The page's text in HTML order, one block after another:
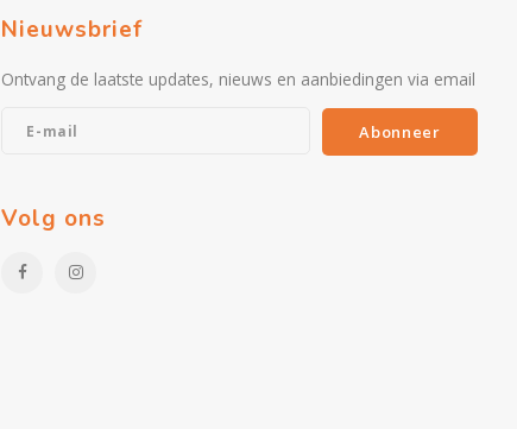
Nieuwsbrief
Ontvang de laatste updates, nieuws en aanbiedingen via email
Abonneer
Volg ons